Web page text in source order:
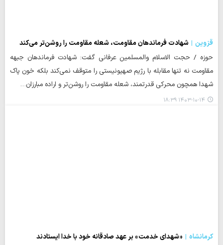
قزوین
شهادت فرماندهان مقاومت، شعله مقاومت را روشن‌تر می‌کند
حوزه / حجت الاسلام والمسلمین عرفانی گفت: شهادت فرماندهان جبهه
مقاومت نه تنها مقابله با رژیم صهیونیستی را متوقف نمی‌کند بلکه خون پاک
شهدا همچون محرکی قدرتمند، شعله مقاومت را روشن‌تر و اراده مبارزان…
۱۴۰۳-۱۰-۱۴ ۱۸:۳۹
کرمانشاه
«شهدای خدمت» بر عهد صادقانه خود با خدا ایستادند